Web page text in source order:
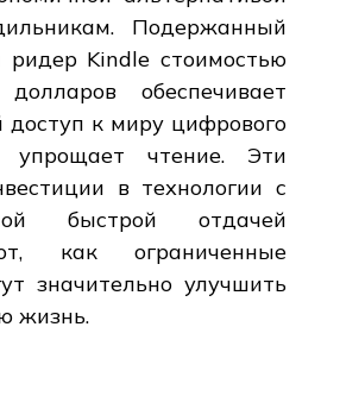
Подержанный
ридер Kindle стоимостью
обеспечивает
доступ к миру цифрового
упрощает чтение. Эти
в технологии с
быстрой отдачей
как ограниченные
значительно улучшить
жизнь.